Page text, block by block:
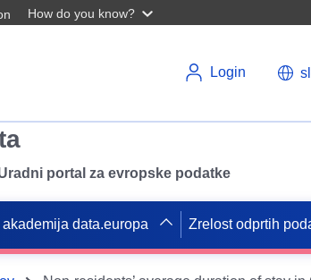
How do you know?
Login
portal za evropske podatke
akademija data.europa Zrelost odprtih